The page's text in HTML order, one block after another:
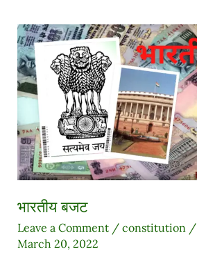
भारतीय बजट
Leave a Comment / constitution /
March 20, 2022
भारतीय
बजट